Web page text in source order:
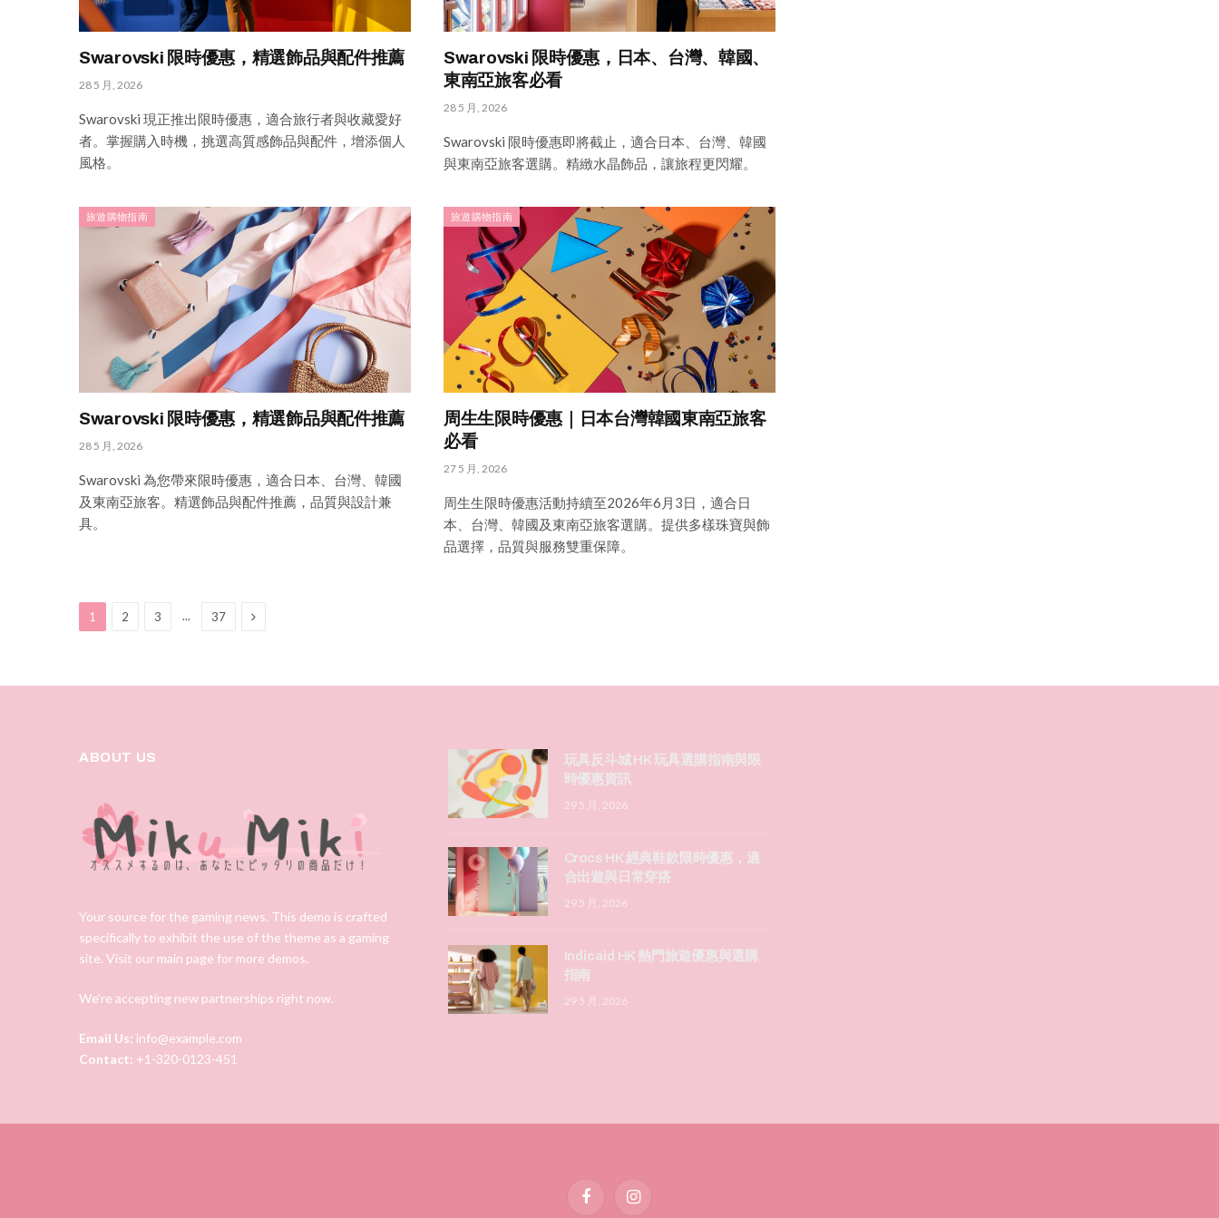
Swarovski 限時優惠，精選飾品與配件推薦
28 5 月, 2026
Swarovski 現正推出限時優惠，適合旅行者與收藏愛好
者。掌握購入時機，挑選高質感飾品與配件，增添個人
風格。
Swarovski 限時優惠，日本、台灣、韓國、
東南亞旅客必看
28 5 月, 2026
Swarovski 限時優惠即將截止，適合日本、台灣、韓國
與東南亞旅客選購。精緻水晶飾品，讓旅程更閃耀。
旅遊購物指南
Swarovski 限時優惠，精選飾品與配件推薦
28 5 月, 2026
Swarovski 為您帶來限時優惠，適合日本、台灣、韓國
及東南亞旅客。精選飾品與配件推薦，品質與設計兼
具。
旅遊購物指南
周生生限時優惠｜日本台灣韓國東南亞旅客
必看
27 5 月, 2026
周生生限時優惠活動持續至2026年6月3日，適合日
本、台灣、韓國及東南亞旅客選購。提供多樣珠寶與飾
品選擇，品質與服務雙重保障。
1 2 3 ... 37 Next
ABOUT US
Your source for the gaming news. This demo is crafted
specifically to exhibit the use of the theme as a gaming
site. Visit our main page for more demos.
We're accepting new partnerships right now.
Email Us: info@example.com
Contact: +1-320-0123-451
玩具反斗城 HK 玩具選購指南與限
時優惠資訊
29 5 月, 2026
Crocs HK 經典鞋款限時優惠，適
合出遊與日常穿搭
29 5 月, 2026
Indicaid HK 熱門旅遊優惠與選購
指南
29 5 月, 2026
FacebookInstagram